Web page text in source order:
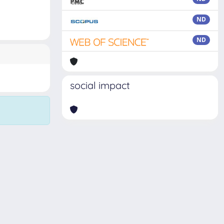
ND
ND
social impact